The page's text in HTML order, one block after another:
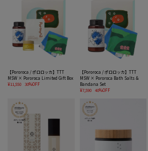
【Pororoca / ポロロッカ】TTT
MSW × Pororoca Limited Gift Box
¥11,550
30%OFF
【Pororoca / ポロロッカ】TTT
MSW × Pororoca Bath Salts &
Bandana Set
¥7,590
40%OFF